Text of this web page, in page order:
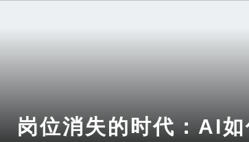
岗位消失的时代：AI